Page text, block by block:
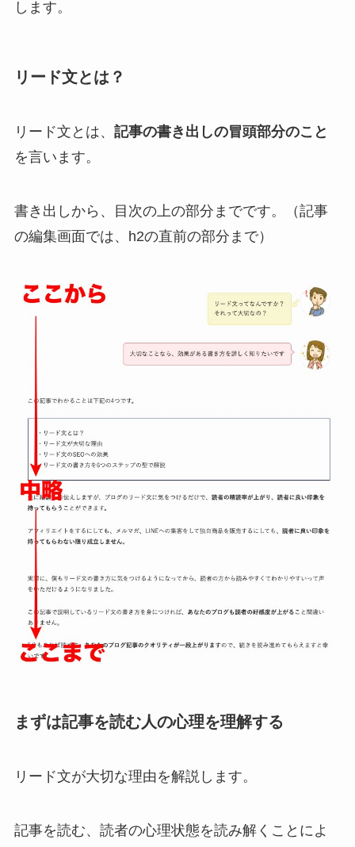
します。
リード文とは？
リード文とは、 記事の書き出しの冒頭部分のこと
を言います。
書き出しから、目次の上の部分までです。（記事
の編集画面では、h2の直前の部分まで）
まずは記事を読む人の心理を理解する
リード文が大切な理由を解説します。
記事を読む、読者の心理状態を読み解くことによ